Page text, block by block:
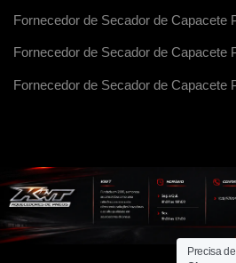
Fornecedor de Secador de Capacete
Fornecedor de Secador de Capacete
Fornecedor de Secador de Capacete
Precisa